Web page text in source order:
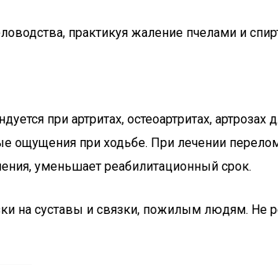
практикуя жаление пчелами и
при артритах, остеоартритах, артрозах
ощущения при ходьбе. При лечении
уменьшает реабилитационный срок.
на суставы и связки, пожилым людям. Не